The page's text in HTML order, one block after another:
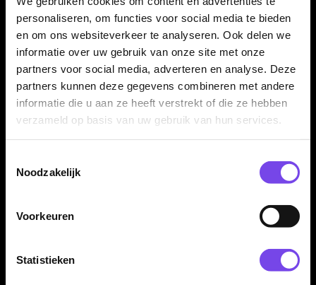
personaliseren, om functies voor social media te bieden
en om ons websiteverkeer te analyseren. Ook delen we
informatie over uw gebruik van onze site met onze
partners voor social media, adverteren en analyse. Deze
partners kunnen deze gegevens combineren met andere
informatie die u aan ze heeft verstrekt of die ze hebben
verzameld op basis van uw gebruik van hun services.
Noodzakelijk
Voorkeuren
Statistieken
Dartpijl Materiaal:80% Tungsten
Dartpijl Gewicht:22 Gram
Dartpijl Kleur: Zilver / Blauw
Barrel profiel:Rechte barrel
Barrel lengte:53,00 mm
Grip type:Ringed grip / milled grip
Grip zone:Over de barrel verdeeld
Dartserie:Surf 80%
flights
Gewicht Barrel Width